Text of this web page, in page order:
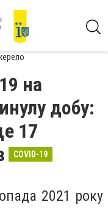
на
добу:
17
COVID-19
2021 року